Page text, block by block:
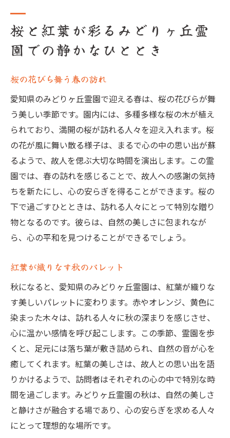
桜と紅葉が彩るみどりヶ丘霊
園での静かなひととき
桜の花びら舞う春の訪れ
愛知県のみどりヶ丘霊園で迎える春は、桜の花びらが舞
う美しい季節です。園内には、多種多様な桜の木が植え
られており、満開の桜が訪れる人々を迎え入れます。桜
の花が風に舞い散る様子は、まるで心の中の思い出が蘇
るようで、故人を偲ぶ大切な時間を演出します。この霊
園では、春の訪れを感じることで、故人への感謝の気持
ちを新たにし、心の安らぎを得ることができます。桜の
下で過ごすひとときは、訪れる人々にとって特別な贈り
物となるのです。彼らは、自然の美しさに包まれなが
ら、心の平和を見つけることができるでしょう。
紅葉が織りなす秋のパレット
秋になると、愛知県のみどりヶ丘霊園は、紅葉が織りな
す美しいパレットに変わります。赤やオレンジ、黄色に
染まった木々は、訪れる人々に秋の深まりを感じさせ、
心に温かい感情を呼び起こします。この季節、霊園を歩
くと、足元には落ち葉が敷き詰められ、自然の音が心を
癒してくれます。紅葉の美しさは、故人との思い出を語
りかけるようで、訪問者はそれぞれの心の中で特別な時
間を過ごします。みどりヶ丘霊園の秋は、自然の美しさ
と静けさが融合する場であり、心の安らぎを求める人々
にとって理想的な場所です。